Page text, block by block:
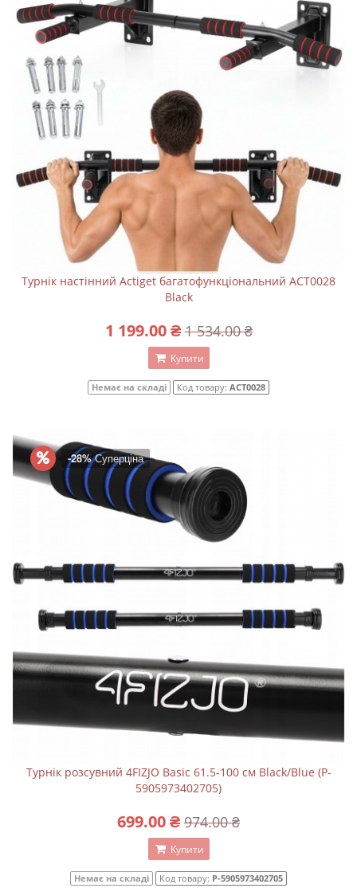
Турнік настінний Actiget багатофункціональний ACT0028
Black
1 199.00 ₴ 1 534.00 ₴
Купити
Немає на складі Код товару: ACT0028
-28%Суперціна
Турнік розсувний 4FIZJO Basic 61.5-100 см Black/Blue (P-
5905973402705)
699.00 ₴ 974.00 ₴
Купити
Немає на складі Код товару: P-5905973402705